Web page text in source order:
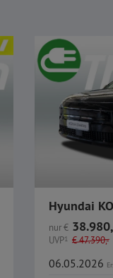
nur€
UVP1 €47.390,-
06.05.2026